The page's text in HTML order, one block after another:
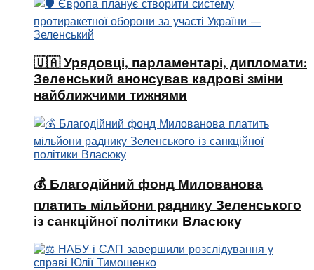
🇺🇦 Урядовці, парламентарі, дипломати:
Зеленський анонсував кадрові зміни
найближчими тижнями
💰 Благодійний фонд Милованова
платить мільйони раднику Зеленського
із санкційної політики Власюку